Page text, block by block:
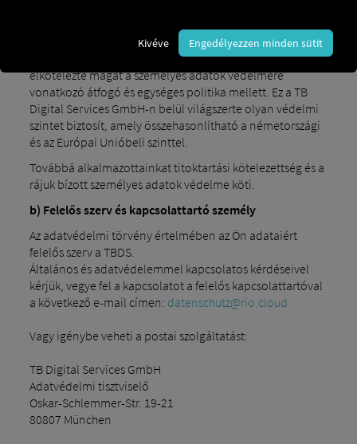
szerinti ország jogszabályi rendelkezéseivel összhangban
dolgozzuk fel. Ezenkívül a TB Digital Services GmbH
elkötelezte magát a személyes adatok védelmére
vonatkozó átfogó és egységes politika mellett. Ez a TB
Digital Services GmbH-n belül világszerte olyan védelmi
szintet biztosít, amely összehasonlítható a németországi
és az Európai Unióbeli szinttel.
Továbbá alkalmazottainkat titoktartási kötelezettség és a
rájuk bízott személyes adatok védelme köti.
b) Felelős szerv és kapcsolattartó személy
Az adatvédelmi törvény értelmében az Ön adataiért
felelős szerv a TBDS.
Általános és adatvédelemmel kapcsolatos kérdéseivel
kérjük, vegye fel a kapcsolatot a felelős kapcsolattartóval
a következő e-mail címen: datenschutz@rio.cloud
Vagy igénybe veheti a postai szolgáltatást:
TB Digital Services GmbH
Adatvédelmi tisztviselő
Oskar-Schlemmer-Str. 19-21
80807 München
Kivéve Engedélyezzen minden sütit